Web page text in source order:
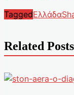
TaggedΕλλάδα
Related Posts